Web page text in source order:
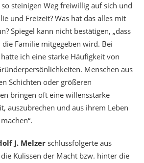
steinigen Weg freiwillig auf sich und
und Freizeit? Was hat das alles mit
Spiegel kann nicht bestätigen, „dass
Familie mitgegeben wird. Bei
ich eine starke Häufigkeit von
Menschen aus
Schichten oder größeren
bringen oft eine willensstarke
auszubrechen und aus ihrem Leben
J. Melzer schlussfolgerte aus
Kulissen der Macht bzw. hinter die